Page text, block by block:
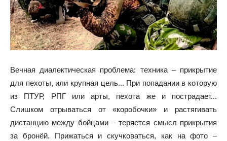
Вечная диалектическая проблема: техника – прикрытие
для пехоты, или крупная цель... При попадании в которую
из ПТУР, РПГ или арты, пехота же и пострадает...
Слишком отрываться от «коробочки» и растягивать
дистанцию между бойцами – теряется смысл прикрытия
за бронёй. Прижаться и скучковаться, как на фото –